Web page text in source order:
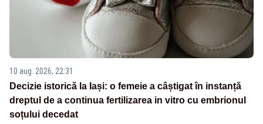
10 aug. 2026, 22:31
Decizie istorică la Iași: o femeie a câștigat în instanță
dreptul de a continua fertilizarea in vitro cu embrionul
soțului decedat